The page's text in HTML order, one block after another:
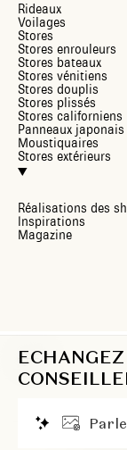
Parle
Rideaux
Voilages
Stores
Stores enrouleurs
Stores bateaux
Stores vénitiens
Stores douplis
Stores plissés
Stores californiens
Panneaux japonais
Moustiquaires
Stores extérieurs
Réalisations des
Inspirations
Magazine
FR